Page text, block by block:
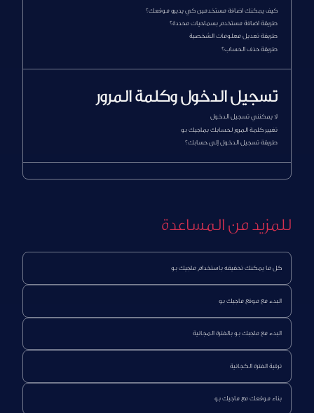
كيف يمكنك اضافة مستخدمين كي يديرو موقعك؟
طريقة اضافة مستخدم بسماحيات محددة؟
طريقة تعديل معلومات الشخصية
طريقة حذف الحساب؟
تسجيل الدخول وكلمة المرور
لا يمكنني تسجيل الدخول
تغيير كلمة المرور لحسابك بماجيك بو
طريقة تسجيل الدخول إلى حسابك؟
للمزيد من المساعدة
كل ما يمكنك تحقيقه باستخدام ماجيك بو
البدء مع موقع ماجيك بو
البدء مع ماجبك بو بالفترة المجانية
ترقية الفترة الكجانية
بناء موقعك مع ماجيك بو